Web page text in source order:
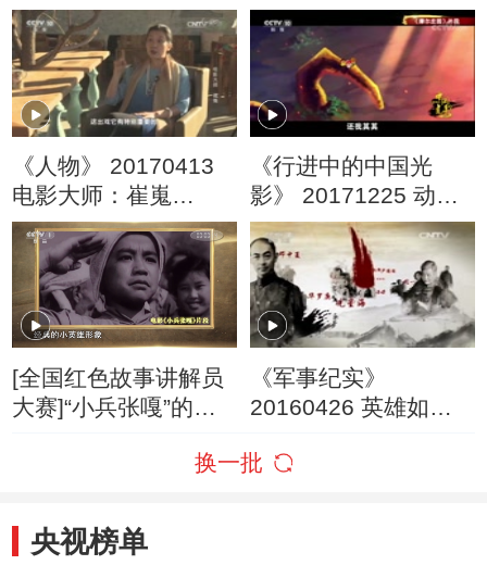
原型来自何处？
《人物》 20170413
电影大师：崔嵬
（上）
《行进中的中国光
影》 20171225 动画
篇
[全国红色故事讲解员
大赛]“小兵张嘎”的原
《军事纪实》
20160426 英雄如山
换一批
央视榜单